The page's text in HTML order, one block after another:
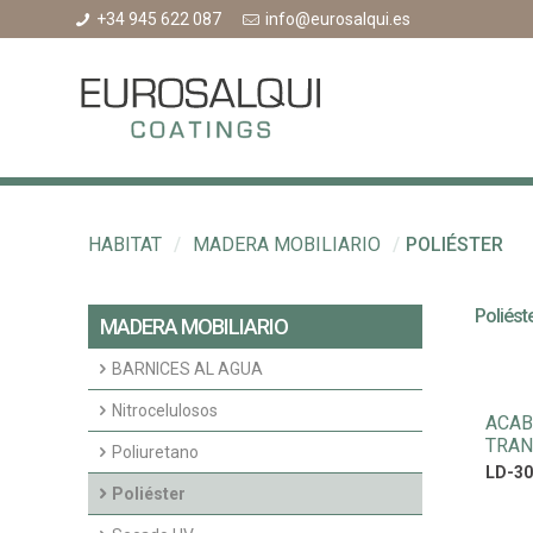
+34 945 622 087 info@eurosalqui.es
HABITAT / MADERA MOBILIARIO / POLIÉSTER
MADERA MOBILIARIO
BARNICES AL AGUA
Acabados agua interior
Fondos agua interior
Nitrocelulosos
Fondos Nitrocelulosos
Acabados nitrocelulosos
Poliuretano
Imprimaciones y fondos transparentes
poliuretano
Poliéster
LD-